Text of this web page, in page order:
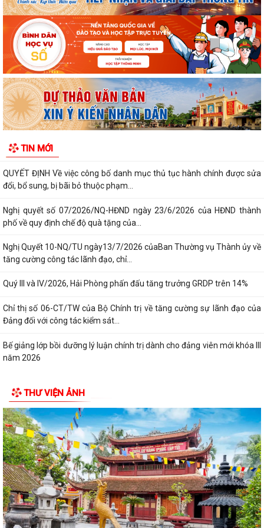
TIN MỚI
PHƯỜNG KINH MÔN TRIỂN KHAI KẾ HOẠCH THU THUẾ SỬ DỤNG ĐẤT
PHI NÔNG NGHIỆP NĂM 2026 VÀ PHÁT ĐỘNG ĐỢT...
NGHỊ QUYẾT SỐ 27 NGÀY 28/7/2026 của HĐND THÀNH PHỐ Quy định
chính sách hỗ trợ đối với người hoạt...
NGHỊ QUYẾT QUY ĐỊNH CHÍNH SÁCH HỖ TRỢ ĐỐI VỚI CÔNG CHỨC,
VIÊN CHỨC LÀM VIỆC TẠI BỘ PHẬN MỘT CỬA CÁC...
thuộc phạm vi chức năng quản lý...
QUYẾT ĐỊNH Về việc công bố danh mục thủ tục hành chính được sửa
đổi, bổ sung, bị bãi bỏ thuộc phạm...
Nghị quyết số 07/2026/NQ-HĐND ngày 23/6/2026 của HĐND thành
phố về quy định chế độ quà tặng của...
Nghị Quyết 10-NQ/TU ngày13/7/2026 củaBan Thường vụ Thành ủy về
tăng cường công tác lãnh đạo, chỉ...
Quý III và IV/2026, Hải Phòng phấn đấu tăng trưởng GRDP trên 14%
Chỉ thị số 06-CT/TW của Bộ Chính trị về tăng cường sự lãnh đạo của
Đảng đối với công tác kiểm sát...
Bế giảng lớp bồi dưỡng lý luận chính trị dành cho đảng viên mới khóa III
năm 2026
NHẬT SỔ SỨC KHỎE ĐIỆN TỬ TRÊN ỨNG DỤNG...
Thông báo Lịch làm việc của Lãnh đạo HĐND và UBND phường tuần 32
(từ ngày 03/8/2026 đến ngày...
Đảng ủy phường Kinh Môn giao ban Bí thư chi bộ, Tổ trưởng tổ dân
phố tháng 8 năm 2026.
Lưu Hạ vô địch Giải bóng đá Thiếu niên U15 phường Kinh Môn hè năm
2026
THƯ VIỆN ẢNH